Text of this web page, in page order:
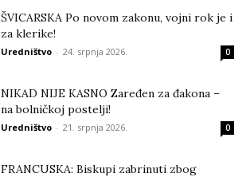
ŠVICARSKA Po novom zakonu, vojni rok je i
za klerike!
Uredništvo - 24. srpnja 2026. 0
NIKAD NIJE KASNO Zaređen za đakona –
na bolničkoj postelji!
Uredništvo - 21. srpnja 2026. 0
FRANCUSKA: Biskupi zabrinuti zbog